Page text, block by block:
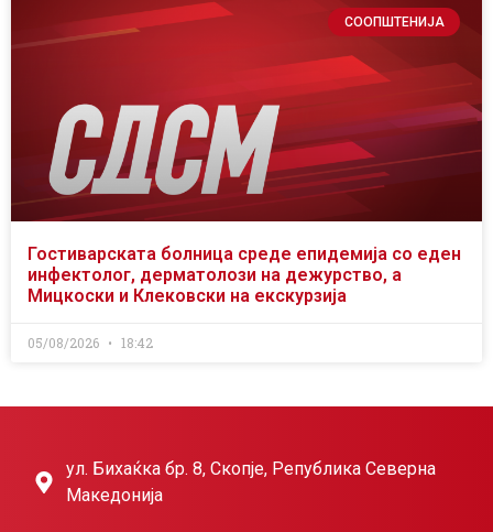
СООПШТЕНИЈА
Гостиварската болница среде епидемија со еден
инфектолог, дерматолози на дежурство, а
Мицкоски и Клековски на екскурзија
05/08/2026 18:42
ул. Бихаќка бр. 8, Скопје, Република Северна
Македонија